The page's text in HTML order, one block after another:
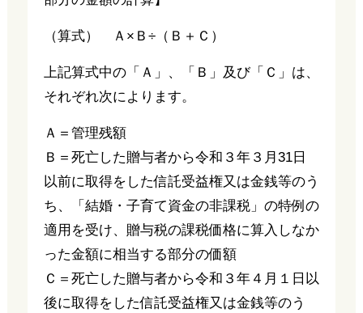
（算式） Ａ×Ｂ÷（Ｂ＋Ｃ）
上記算式中の「Ａ」、「Ｂ」及び「Ｃ」は、
それぞれ次によります。
Ａ＝管理残額
Ｂ＝死亡した贈与者から令和３年３月31日
以前に取得をした信託受益権又は金銭等のう
ち、「結婚・子育て資金の非課税」の特例の
適用を受け、贈与税の課税価格に算入しなか
った金額に相当する部分の価額
Ｃ＝死亡した贈与者から令和３年４月１日以
後に取得をした信託受益権又は金銭等のう